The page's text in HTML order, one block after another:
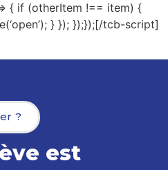
{ if (otherItem !== item) {
} }); });});[/tcb-script]
est
?